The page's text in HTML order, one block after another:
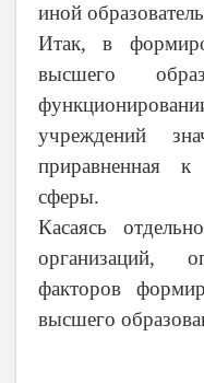
иной
Итак, в
высшего
учреждений
приравненная к
сферы.
Касаясь
организаций,
факторов
высшего